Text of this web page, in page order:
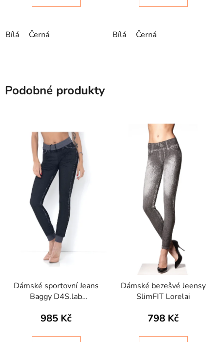
Bílá Černá Bílá Černá
Podobné produkty
Dámské sportovní Jeans
Baggy D4S.lab
985 Kč
Dámské bezešvé Jeensy
SlimFIT Lorelai
798 Kč